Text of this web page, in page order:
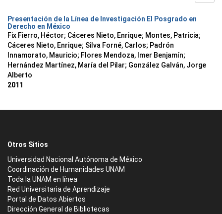
Presentación de la Línea de Investigación El Posgrado en
Derecho en México
Fix Fierro, Héctor; Cáceres Nieto, Enrique; Montes, Patricia;
Cáceres Nieto, Enrique; Silva Forné, Carlos; Padrón
Innamorato, Mauricio; Flores Mendoza, Imer Benjamín;
Hernández Martínez, María del Pilar; González Galván, Jorge
Alberto
2011
Otros Sitios
Universidad Nacional Autónoma de México
Coordinación de Humanidades UNAM
Toda la UNAM en línea
Red Universitaria de Aprendizaje
Portal de Datos Abiertos
Dirección General de Bibliotecas